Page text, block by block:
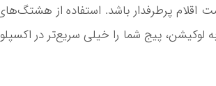
اقلام پرطرفدار باشد. استفاده از
پیج شما را خیلی سریع‌تر در